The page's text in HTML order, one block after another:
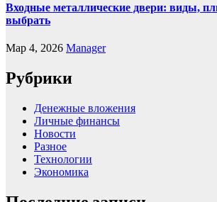
Входные металлические двери: виды,
выбрать
Мар 4, 2026 Manager
Рубрики
Денежные вложения
Личные финансы
Новости
Разное
Технологии
Экономика